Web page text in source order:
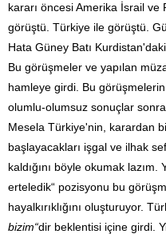
kararı öncesi Amerika İsrail
görüştü. Türkiye ile görüştü.
Hata Güney Batı
Bu görüşmeler ve yapılan
hamleye girdi. Bu görüşmelerin
olumlu-olumsuz sonuçlar
Mesela Türkiye'nin, karardan
başlayacakları işgal ve ilhak
kaldığını böyle okumak lazım.
erteledik“ pozisyonu bu
hayalkırıklığını oluşturuyor.
bizim“dir beklentisi içine girdi.